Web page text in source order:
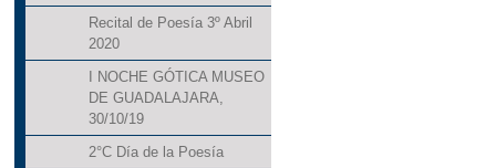
Recital de Poesía 3º Abril
2020
I NOCHE GÓTICA MUSEO
DE GUADALAJARA,
30/10/19
2°C Día de la Poesía